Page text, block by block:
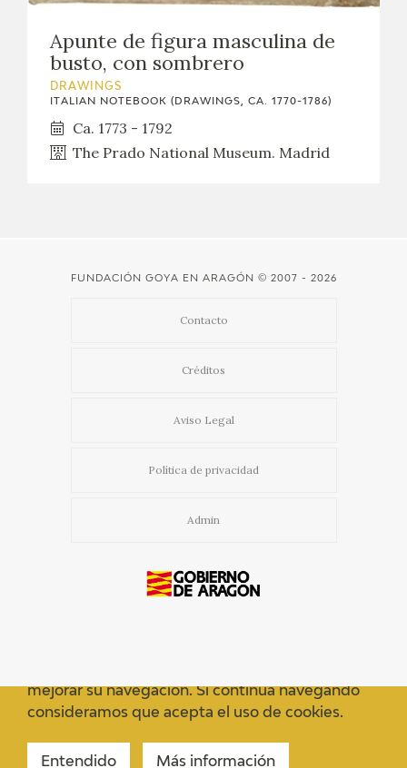
Apunte de figura masculina de
busto, con sombrero
DRAWINGS
ITALIAN NOTEBOOK (DRAWINGS, CA. 1770-1786)
Ca. 1773 - 1792
The Prado National Museum. Madrid
FUNDACIÓN GOYA EN ARAGÓN © 2007 - 2026
Contacto
Créditos
Aviso Legal
Política de privacidad
Admin
mejorar su navegación. Si continua navegando
consideramos que acepta el uso de cookies.
Entendido Más información